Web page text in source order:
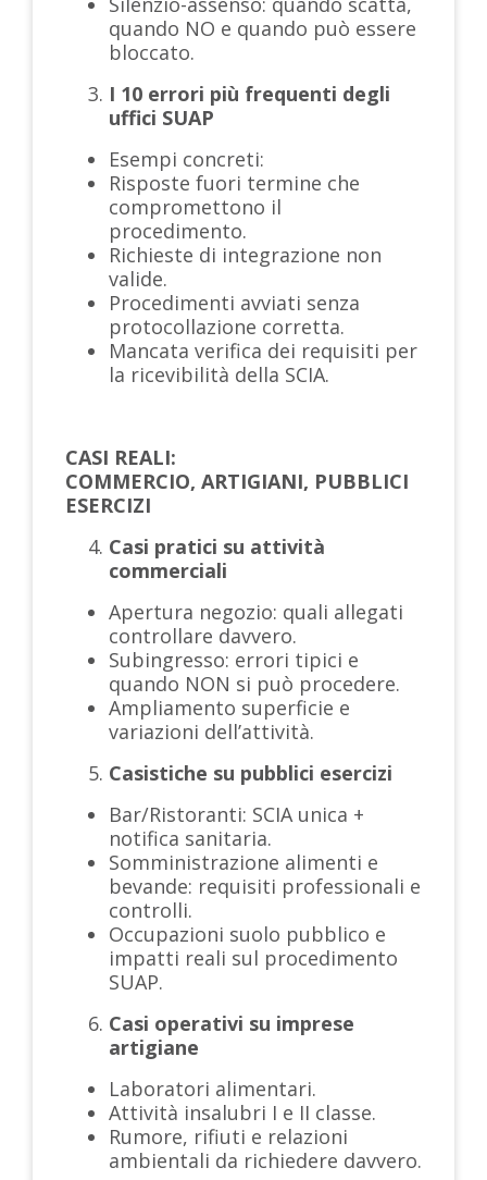
quando NO e quando può essere
bloccato.
I 10 errori più frequenti degli
uffici SUAP
Esempi concreti:
Risposte fuori termine che
compromettono il
procedimento.
Richieste di integrazione non
valide.
Procedimenti avviati senza
protocollazione corretta.
Mancata verifica dei requisiti per
la ricevibilità della SCIA.
CASI REALI:
COMMERCIO, ARTIGIANI, PUBBLICI
ESERCIZI
Casi pratici su attività
commerciali
Apertura negozio: quali allegati
controllare davvero.
Subingresso: errori tipici e
quando NON si può procedere.
Ampliamento superficie e
variazioni dell’attività.
Casistiche su pubblici esercizi
Bar/Ristoranti: SCIA unica +
notifica sanitaria.
Somministrazione alimenti e
bevande: requisiti professionali e
controlli.
Occupazioni suolo pubblico e
impatti reali sul procedimento
SUAP.
Casi operativi su imprese
artigiane
Laboratori alimentari.
Attività insalubri I e II classe.
Rumore, rifiuti e relazioni
ambientali da richiedere davvero.